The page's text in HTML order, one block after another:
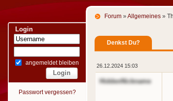
Login
angemeldet bleiben
Passwort vergessen?
Forum » Allgemeines »
Denkst Du?
26.12.2024 15:03
HiddenNickname